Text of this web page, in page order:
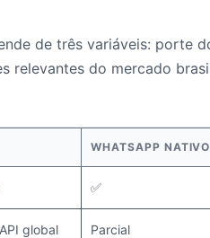
de três variáveis: porte
relevantes do mercado
WHATSAPP NATIVO
✅
global Parcial